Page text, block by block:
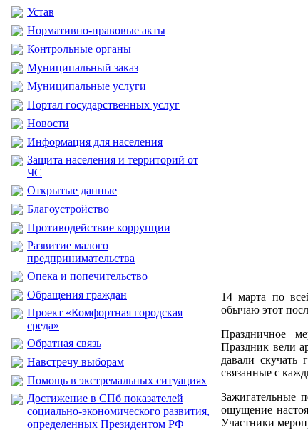
Устав
Нормативно-правовые акты
Контрольные органы
Муниципальный заказ
Муниципальные услуги
Портал государственных услуг
Новости
Информация для населения
Защита населения и территорий от
ЧС
Открытые данные
Благоустройство
Противодействие коррупции
Развитие малого
предпринимательства
Опека и попечительство
Обращения граждан
Проект «Комфортная городская
среда»
Обратная связь
Навстречу выборам
Помощь в экстремальных ситуациях
Достижение в СПб показателей
социально-экономического развития,
определенных Президентом РФ
14 марта по
обычаю этот
Праздничное
Праздник вели
давали скучать
связанные с
Зажигательные
ощущение
Участники